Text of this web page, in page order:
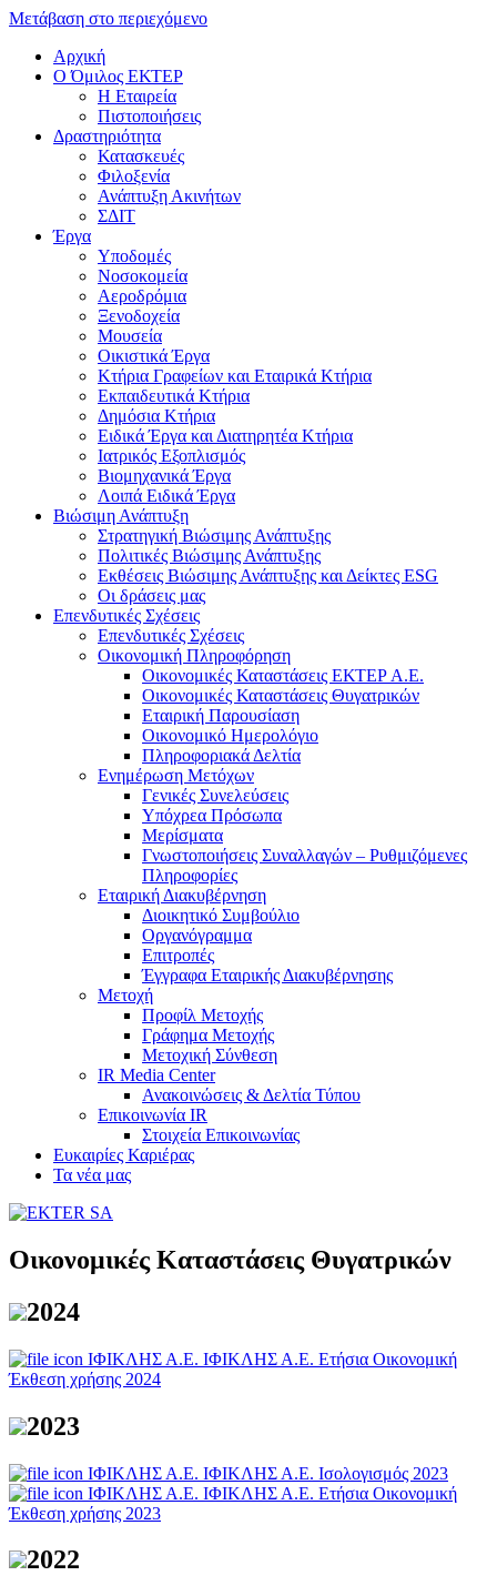
Μετάβαση στο περιεχόμενο
Αρχική
Ο Όμιλος ΕΚΤΕΡ
H Εταιρεία
Πιστοποιήσεις
Δραστηριότητα
Κατασκευές
Φιλοξενία
Ανάπτυξη Ακινήτων
ΣΔΙΤ
Έργα
Υποδομές
Νοσοκομεία
Αεροδρόμια
Ξενοδοχεία
Μουσεία
Οικιστικά Έργα
Κτήρια Γραφείων και Εταιρικά Κτήρια
Εκπαιδευτικά Κτήρια
Δημόσια Κτήρια
Ειδικά Έργα και Διατηρητέα Κτήρια
Ιατρικός Εξοπλισμός
Βιομηχανικά Έργα
Λοιπά Ειδικά Έργα
Βιώσιμη Ανάπτυξη
Στρατηγική Βιώσιμης Ανάπτυξης
Πολιτικές Βιώσιμης Ανάπτυξης
Εκθέσεις Βιώσιμης Ανάπτυξης και Δείκτες ESG
Οι δράσεις μας
Επενδυτικές Σχέσεις
Επενδυτικές Σχέσεις
Οικονομική Πληροφόρηση
Οικονομικές Καταστάσεις ΕΚΤΕΡ Α.Ε.
Οικονομικές Καταστάσεις Θυγατρικών
Εταιρική Παρουσίαση
Οικονομικό Ημερολόγιο
Πληροφοριακά Δελτία
Ενημέρωση Μετόχων
Γενικές Συνελεύσεις
Υπόχρεα Πρόσωπα
Μερίσματα
Γνωστοποιήσεις Συναλλαγών – Ρυθμιζόμενες
Πληροφορίες
Εταιρική Διακυβέρνηση
Διοικητικό Συμβούλιο
Οργανόγραμμα
Επιτροπές
Έγγραφα Εταιρικής Διακυβέρνησης
Μετοχή
Προφίλ Μετοχής
Γράφημα Μετοχής
Μετοχική Σύνθεση
IR Media Center
Ανακοινώσεις & Δελτία Τύπου
Επικοινωνία IR
Στοιχεία Επικοινωνίας
Ευκαιρίες Καριέρας
Τα νέα μας
Οικονομικές Καταστάσεις Θυγατρικών
2024
ΙΦΙΚΛΗΣ Α.Ε. ΙΦΙΚΛΗΣ Α.Ε. Ετήσια Οικονομική
Έκθεση χρήσης 2024
2023
ΙΦΙΚΛΗΣ Α.Ε. ΙΦΙΚΛΗΣ Α.Ε. Ισολογισμός 2023
ΙΦΙΚΛΗΣ Α.Ε. ΙΦΙΚΛΗΣ Α.Ε. Ετήσια Οικονομική
Έκθεση χρήσης 2023
2022